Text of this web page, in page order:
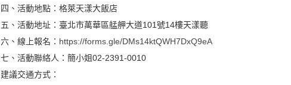
四、活動地點：格萊天漾大飯店
五、活動地址：臺北市萬華區艋舺大道101號14樓天漾聽
六、線上報名： https://forms.gle/DMs14ktQWH7DxQ9eA
七、活動聯絡人：簡小姐02-2391-0010
建議交通方式：